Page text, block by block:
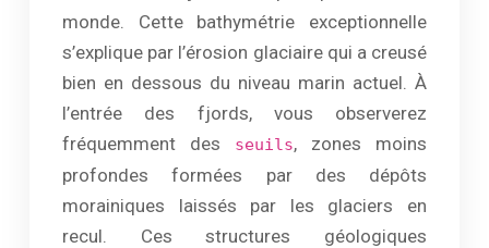
monde. Cette bathymétrie exceptionnelle
s’explique par l’érosion glaciaire qui a creusé
bien en dessous du niveau marin actuel. À
l’entrée des fjords, vous observerez
fréquemment des
seuils, zones moins
profondes formées par des dépôts
morainiques laissés par les glaciers en
recul. Ces structures géologiques